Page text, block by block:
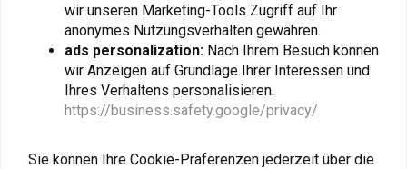
Fügen Sie Ihre Bewertung hinzu
Ähnliche Produkte
wir unseren Marketing-Tools Zugriff auf Ihr
anonymes Nutzungsverhalten gewähren.
ads personalization: Nach Ihrem Besuch können
wir Anzeigen auf Grundlage Ihrer Interessen und
Ihres Verhaltens personalisieren.
https://business.safety.google/privacy/
Sie können Ihre Cookie-Präferenzen jederzeit über die